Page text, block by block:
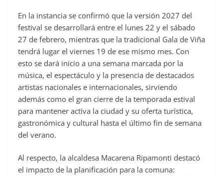
En la instancia se confirmó que la versión 2027 del
festival se desarrollará entre el lunes 22 y el sábado
27 de febrero, mientras que la tradicional Gala de Viña
tendrá lugar el viernes 19 de ese mismo mes. Con
esto se dará inicio a una semana marcada por la
música, el espectáculo y la presencia de destacados
artistas nacionales e internacionales, sirviendo
además como el gran cierre de la temporada estival
para mantener activa la ciudad y su oferta turística,
gastronómica y cultural hasta el último fin de semana
del verano.
Al respecto, la alcaldesa Macarena Ripamonti destacó
el impacto de la planificación para la comuna: